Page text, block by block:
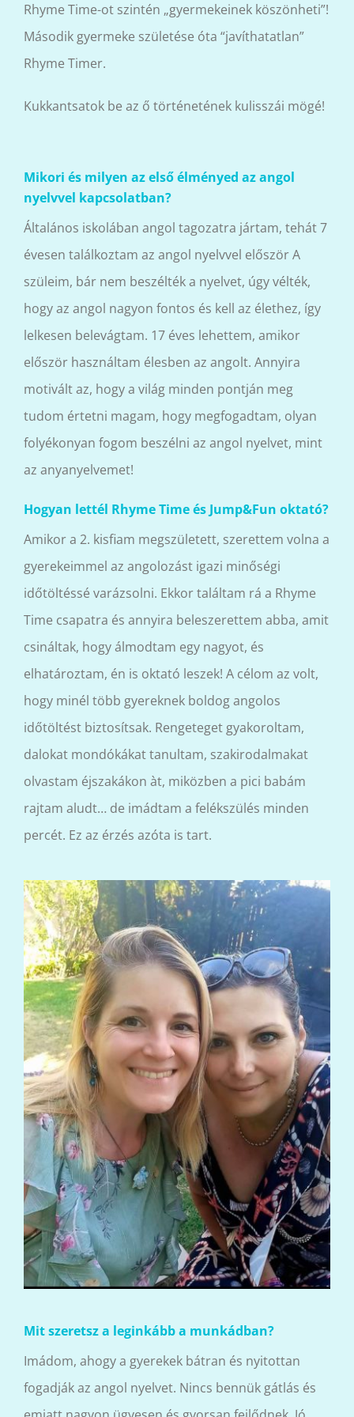
Rhyme Time-ot szintén „gyermekeinek köszönheti”!
Második gyermeke születése óta “javíthatatlan”
Rhyme Timer.
Kukkantsatok be az ő történetének kulisszái mögé!
Mikori és milyen az első élményed az angol
nyelvvel kapcsolatban?
Általános iskolában angol tagozatra jártam, tehát 7
évesen találkoztam az angol nyelvvel először A
szüleim, bár nem beszélték a nyelvet, úgy vélték,
hogy az angol nagyon fontos és kell az élethez, így
lelkesen belevágtam. 17 éves lehettem, amikor
először használtam élesben az angolt. Annyira
motivált az, hogy a világ minden pontján meg
tudom értetni magam, hogy megfogadtam, olyan
folyékonyan fogom beszélni az angol nyelvet, mint
az anyanyelvemet!
Hogyan lettél Rhyme Time és Jump&Fun oktató?
Amikor a 2. kisfiam megszületett, szerettem volna a
gyerekeimmel az angolozást igazi minőségi
időtöltéssé varázsolni. Ekkor találtam rá a Rhyme
Time csapatra és annyira beleszerettem abba, amit
csináltak, hogy álmodtam egy nagyot, és
elhatároztam, én is oktató leszek! A célom az volt,
hogy minél több gyereknek boldog angolos
időtöltést biztosítsak. Rengeteget gyakoroltam,
dalokat mondókákat tanultam, szakirodalmakat
olvastam éjszakákon àt, miközben a pici babám
rajtam aludt… de imádtam a felékszülés minden
percét. Ez az érzés azóta is tart.
Mit szeretsz a leginkább a munkádban?
Imádom, ahogy a gyerekek bátran és nyitottan
fogadják az angol nyelvet. Nincs bennük gátlás és